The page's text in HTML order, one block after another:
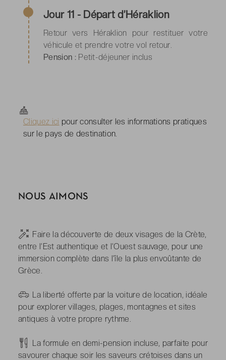
Jour 11 - Départ d’Héraklion
Retour vers Héraklion pour restituer votre
véhicule et prendre votre vol retour.
Pension : Petit-déjeuner inclus
Cliquez ici pour consulter les informations pratiques
sur le pays de destination.
NOUS AIMONS
Faire la découverte de deux visages de la Crète,
entre l’Est authentique et l’Ouest sauvage, pour une
immersion complète dans l’île la plus envoûtante de
Grèce.
La liberté offerte par la voiture de location, idéale
pour explorer villages, plages, montagnes et sites
antiques à votre propre rythme.
La formule en demi-pension incluse, parfaite pour
savourer chaque soir les saveurs crétoises dans un